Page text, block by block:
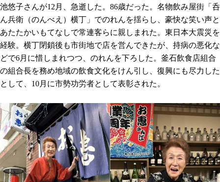
池悠子さんが12月、急逝した。86歳だった。名物飲み屋街「呑
ん兵衛（のんべえ）横丁」でのれんを揺らし、豪快な笑い声と
あたたかいもてなしで常連客らに親しまれた。東日本大震災を
経験。横丁閉鎖後も市街地で店を営んできたが、持病の悪化な
どで6月に惜しまれつつ、のれんを下ろした。釜石飲食店組合
の組合長を務め地域の飲食文化をけん引し、復興にも尽力した
として、10月に市勢功労者として表彰された。